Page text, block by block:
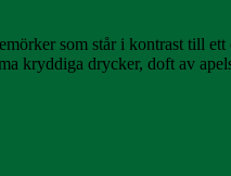
som står i kontrast till
kryddiga drycker, doft av